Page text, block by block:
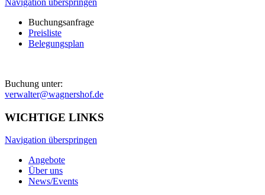
Navigation überspringen
Buchungsanfrage
Preisliste
Belegungsplan
Buchung unter:
verwalter@wagnershof.de
WICHTIGE LINKS
Navigation überspringen
Angebote
Über uns
News/Events